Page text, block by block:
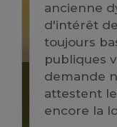
ancienne
d'intérêt
toujours
publiques
demande
attestent
encore la